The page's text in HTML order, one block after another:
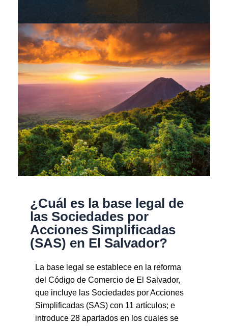
¿Cuál es la base legal de
las Sociedades por
Acciones Simplificadas
(SAS) en El Salvador?
La base legal se establece en la reforma
del Código de Comercio de El Salvador,
que incluye las Sociedades por Acciones
Simplificadas (SAS) con 11 artículos; e
introduce 28 apartados en los cuales se